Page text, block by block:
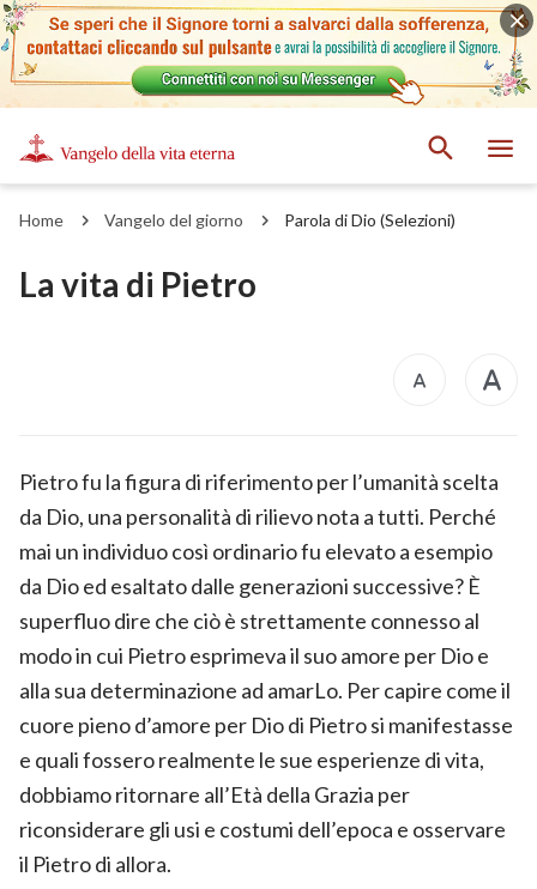
Home Vangelo del giorno Parola di Dio (Selezioni)
La vita di Pietro
Pietro fu la figura di riferimento per l’umanità scelta
da Dio, una personalità di rilievo nota a tutti. Perché
mai un individuo così ordinario fu elevato a esempio
da Dio ed esaltato dalle generazioni successive? È
superfluo dire che ciò è strettamente connesso al
modo in cui Pietro esprimeva il suo amore per Dio e
alla sua determinazione ad amarLo. Per capire come il
cuore pieno d’amore per Dio di Pietro si manifestasse
e quali fossero realmente le sue esperienze di vita,
dobbiamo ritornare all’Età della Grazia per
riconsiderare gli usi e costumi dell’epoca e osservare
il Pietro di allora.